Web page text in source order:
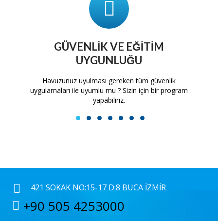
GÜVENLIK VE EĞITIM
UYGUNLUĞU
Havuzunuz uyulması gereken tüm güvenlik
uygulamaları ile uyumlu mu ? Sizin için bir program
yapabiliriz.
1 2 3 4 5 6 7
421 SOKAK NO:15-17 D:8 BUCA İZMIR
+90 505 4253000